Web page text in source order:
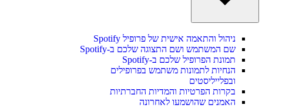
ניהול והתאמה אישית של פרופיל Spotify
שם המשתמש ושם התצוגה שלכם ב-Spotify
תמונת הפרופיל שלכם ב-Spotify
הנחיות לתמונות משתמש בפרופילים
ובפלייליסטים
בקרות הפרטיות והמדיות החברתיות
האמנים שהושמעו לאחרונה